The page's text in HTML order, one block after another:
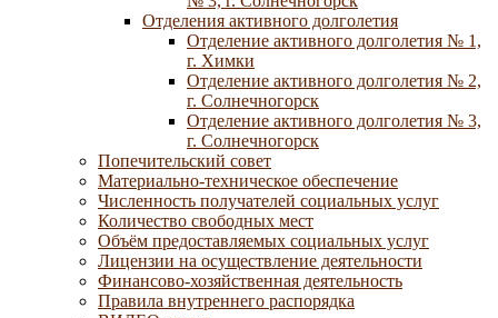
Отделения активного долголетия
Отделение активного долголетия № 1,
г. Химки
Отделение активного долголетия № 2,
г. Солнечногорск
Отделение активного долголетия № 3,
г. Солнечногорск
Попечительский совет
Материально-техническое обеспечение
Численность получателей социальных услуг
Количество свободных мест
Объём предоставляемых социальных услуг
Лицензии на осуществление деятельности
Финансово-хозяйственная деятельность
Правила внутреннего распорядка